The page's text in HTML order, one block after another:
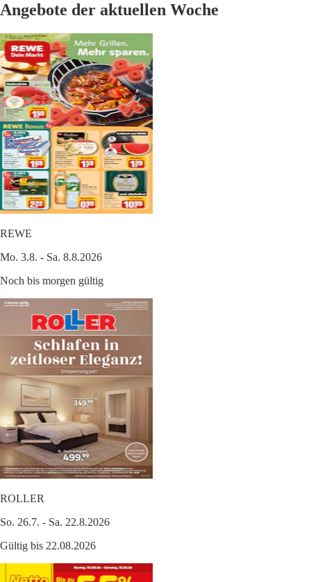
Angebote der aktuellen Woche
REWE
Mo. 3.8. - Sa. 8.8.2026
Noch bis morgen gültig
ROLLER
So. 26.7. - Sa. 22.8.2026
Gültig bis 22.08.2026